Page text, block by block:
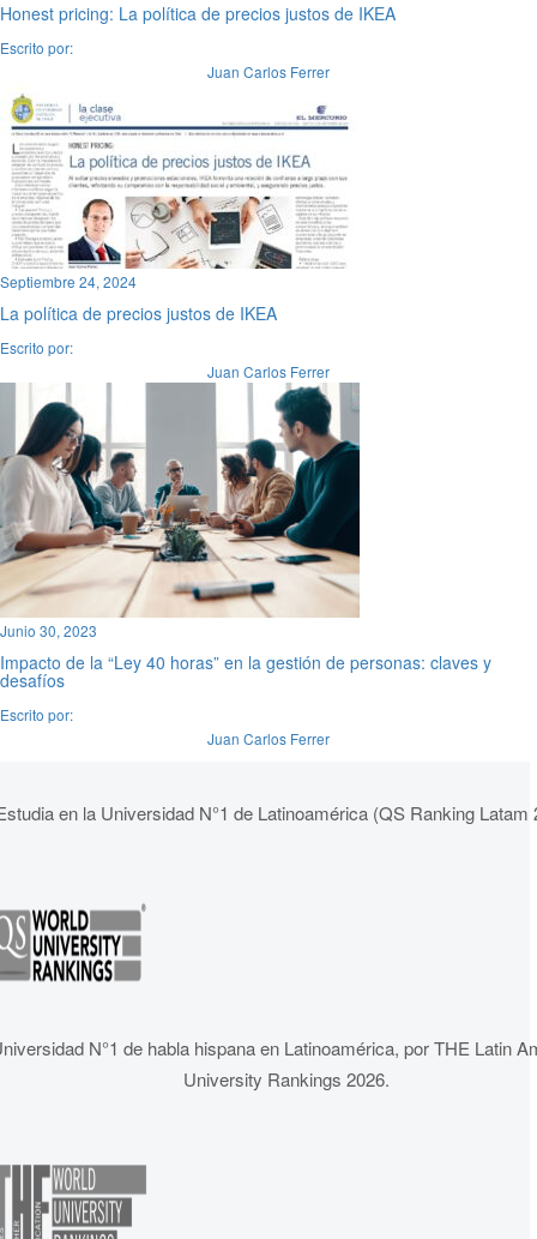
Honest pricing: La política de precios justos de IKEA
Escrito por:
Juan Carlos Ferrer
Septiembre 24, 2024
La política de precios justos de IKEA
Escrito por:
Juan Carlos Ferrer
Junio 30, 2023
Impacto de la “Ley 40 horas” en la gestión de personas: claves y
desafíos
Escrito por:
Juan Carlos Ferrer
en la Universidad N°1 de Latinoamérica (QS Ranking Latam
N°1 de habla hispana en Latinoamérica, por THE Latin
University Rankings 2026.